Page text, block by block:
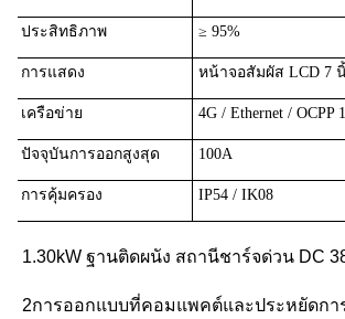
ประสิทธิภาพ ≥ 95%
การแสดง หน้าจอสัมผัส LCD 7
เครือข่าย 4G / Ethernet / OCPP
ปัจจุบันการออกสูงสุด 100A
การคุ้มครอง IP54 / IK08
1.30kW ฐานติดผนัง สถานีชาร์จด่วน DC
2การออกแบบที่คอมแพคต์และประหยัดกา